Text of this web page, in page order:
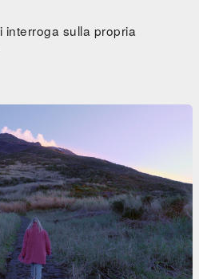
interroga sulla propria